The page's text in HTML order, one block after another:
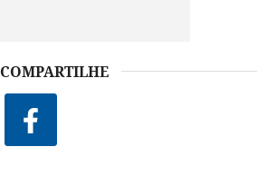
COMPARTILHE